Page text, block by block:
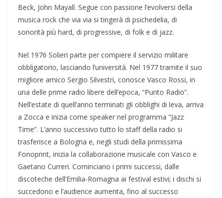
Beck, John Mayall. Segue con passione l’evolversi della
musica rock che via via si tingerà di psichedelia, di
sonorità più hard, di progressive, di folk e di jazz.
Nel 1976 Solieri parte per compiere il servizio militare
obbligatorio, lasciando l’università. Nel 1977 tramite il suo
migliore amico Sergio Silvestri, conosce Vasco Rossi, in
una delle prime radio libere dell’epoca, “Punto Radio”.
Nell’estate di quell’anno terminati gli obblighi di leva, arriva
a Zocca e inizia come speaker nel programma “Jazz
Time”. L’anno successivo tutto lo staff della radio si
trasferisce a Bologna e, negli studi della primissima
Fonoprint, inizia la collaborazione musicale con Vasco e
Gaetano Curreri. Cominciano i primi successi, dalle
discoteche dell’Emilia-Romagna ai festival estivi; i dischi si
succedono e l’audience aumenta, fino al successo